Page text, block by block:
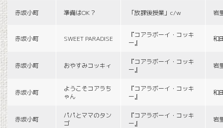
赤坂小町 準備はOK？ 「放課後授業」c/w 岩
赤坂小町 SWEET PARADISE
『コアラボーイ・コッキ
ー』
和
赤坂小町 おやすみコッキィ
『コアラボーイ・コッキ
ー』
岩
赤坂小町
ようこそコアラち
ゃん
『コアラボーイ・コッキ
ー』
和
赤坂小町
パパとママのタン
ゴ
『コアラボーイ・コッキ
ー』
岩